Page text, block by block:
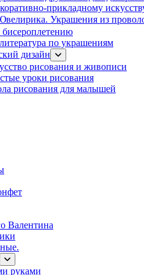
прикладному
Украшения из
по украшениям
дизайн
рисования и живописи
уроки рисования
рисования для малышей
Валентина
руками